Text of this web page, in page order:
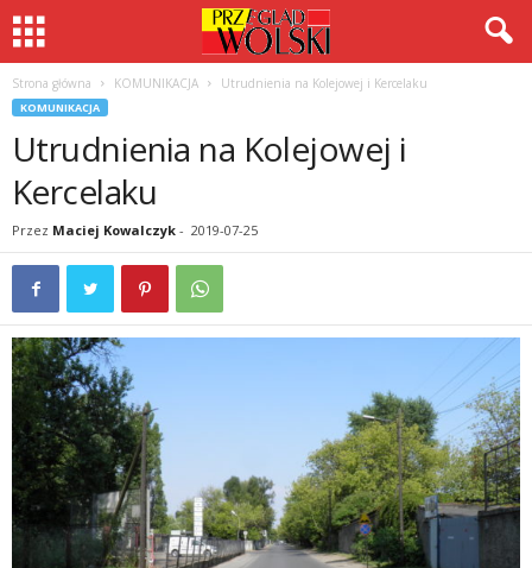
Strona główna KOMUNIKACJA Utrudnienia na Kolejowej i Kercelaku
KOMUNIKACJA
Utrudnienia na Kolejowej i
Kercelaku
Przez Maciej Kowalczyk - 2019-07-25